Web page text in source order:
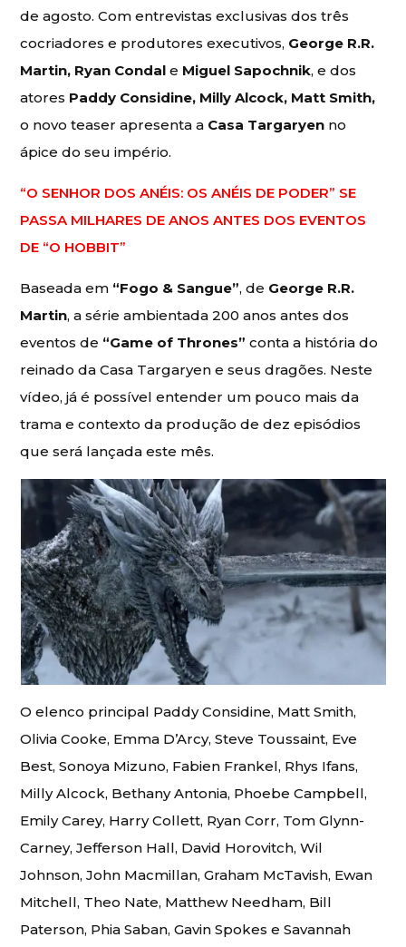
de agosto. Com entrevistas exclusivas dos três
cocriadores e produtores executivos, George R.R.
Martin, Ryan Condal e Miguel Sapochnik, e dos
atores Paddy Considine, Milly Alcock, Matt Smith,
o novo teaser apresenta a Casa Targaryen no
ápice do seu império.
“O SENHOR DOS ANÉIS: OS ANÉIS DE PODER” SE
PASSA MILHARES DE ANOS ANTES DOS EVENTOS
DE “O HOBBIT”
Baseada em “Fogo & Sangue”, de George R.R.
Martin, a série ambientada 200 anos antes dos
eventos de “Game of Thrones” conta a história do
reinado da Casa Targaryen e seus dragões. Neste
vídeo, já é possível entender um pouco mais da
trama e contexto da produção de dez episódios
que será lançada este mês.
O elenco principal Paddy Considine, Matt Smith,
Olivia Cooke, Emma D’Arcy, Steve Toussaint, Eve
Best, Sonoya Mizuno, Fabien Frankel, Rhys Ifans,
Milly Alcock, Bethany Antonia, Phoebe Campbell,
Emily Carey, Harry Collett, Ryan Corr, Tom Glynn-
Carney, Jefferson Hall, David Horovitch, Wil
Johnson, John Macmillan, Graham McTavish, Ewan
Mitchell, Theo Nate, Matthew Needham, Bill
Paterson, Phia Saban, Gavin Spokes e Savannah